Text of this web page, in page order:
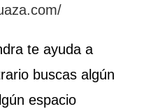
te ayuda a
buscas algún
espacio